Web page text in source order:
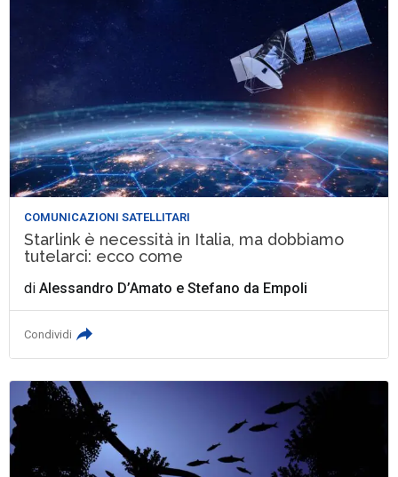
COMUNICAZIONI SATELLITARI
Starlink è necessità in Italia, ma dobbiamo
tutelarci: ecco come
diAlessandro D’Amato eStefano da Empoli
Condividi